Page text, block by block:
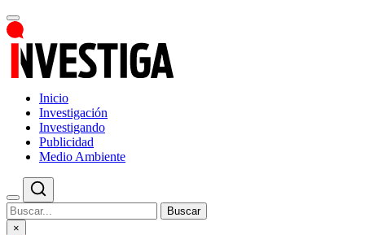
Inicio
Investigación
Investigando
Publicidad
Medio Ambiente
Buscar
×